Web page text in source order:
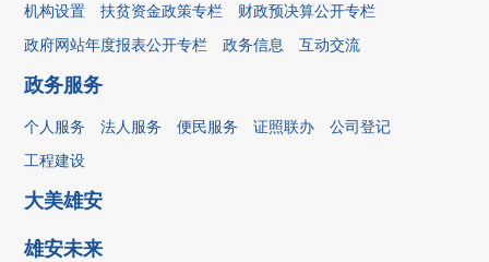
机构设置 扶贫资金政策专栏
财政预决算公开专栏
政府网站年度报表公开专栏
政务信息 互动交流
政务服务
个人服务 法人服务 便民服务 证照联办
公司登记
工程建设
大美雄安
雄安未来